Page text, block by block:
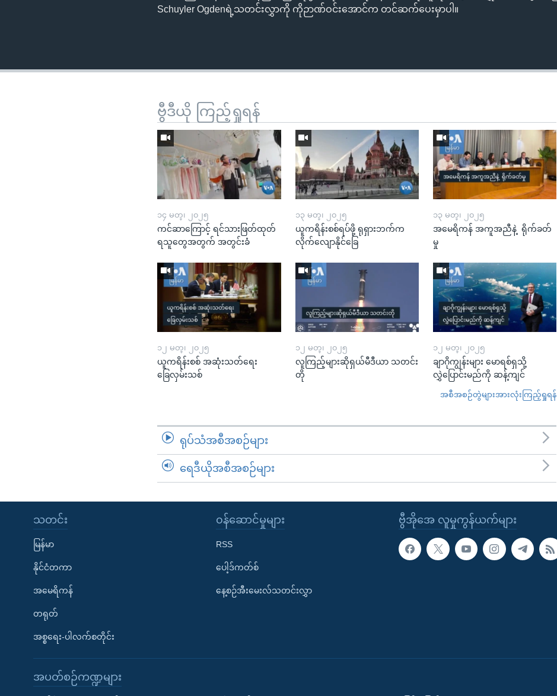
Schuyler Ogdenရဲ့သတင်းလွှာကို ကိုဉာဏ်ဝင်းအောင်က တင်ဆက်ပေးမှာပါ။
ဗွီဒီယို ကြည့်ရှုရန်
၁၄ မတ္၊ ၂၀၂၅
ကင်ဆာကြောင့် ရင်သားဖြတ်ထုတ်
ရသူတွေအတွက် အတွင်းခံ
၁၃ မတ္၊ ၂၀၂၅
ယူကရိန်းစစ်ရပ်ဖို့ ရုရှားဘက်က
လိုက်လျောနိုင်ခြေ
၁၃ မတ္၊ ၂၀၂၅
အမေရိကန် အကူအညီနဲ့ ရိုက်ခတ်
မှု
၁၂ မတ္၊ ၂၀၂၅
ယူကရိန်းစစ် အဆုံးသတ်ရေး
ခြေလှမ်းသစ်
၁၂ မတ္၊ ၂၀၂၅
လူကြည့်များဆိုရှယ်မီဒီယာ သတင်း
တို
၁၂ မတ္၊ ၂၀၂၅
ချာဂိုကျွန်းများ မောရစ်ရှသို့
လွှဲပြောင်းမည်ကို ဆန့်ကျင်
အစီအစဉ်တွဲများအားလုံးကြည့်ရှုရန်
ရုပ်သံအစီအစဉ်များ
ရေဒီယိုအစီအစဉ်များ
ဗွီအိုအေ လူမှုကွန်ယက်များ
သတင်း
မြန်မာ
နိုင်ငံတကာ
အမေရိကန်
တရုတ်
အစ္စရေး-ပါလက်စတိုင်း
၀န်ဆောင်မှုများ
RSS
ပေါ့ဒ်ကတ်စ်
နေ့စဉ်အီးမေးလ်သတင်းလွှာ
အပတ်စဉ်ကဏ္ဍများ